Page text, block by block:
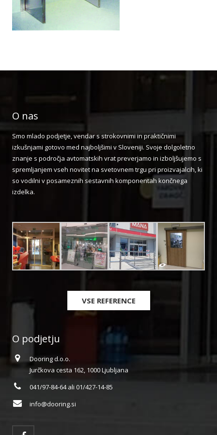
O nas
Smo mlado podjetje, vendar s strokovnimi in praktičnimi
izkušnjami gotovo med najboljšimi v Sloveniji. Svoje dolgoletno
znanje s področja avtomatskih vrat preverjamo in izboljšujemo s
spremljanjem vseh novitet na svetovnem trgu pri proizvajalcih, ki
so vodilni v posameznih sestavnih komponentah končnega
izdelka.
VSE REFERENCE
O podjetju
Dooring d.o.o.
Jurčkova cesta 162, 1000 Ljubljana
041/97-84-64 ali 01/427-14-85
info@dooring.si